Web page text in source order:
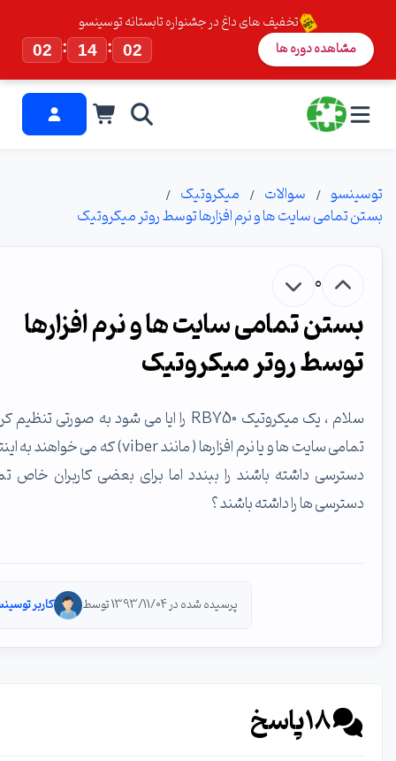
تخفیف های داغ در جشنواره تابستانه توسینسو
02 : 14 : دوره ها
سوالات
میکروتیک
سایت ها و نرم افزارها توسط روتر میکروتیک
تمامی سایت ها و نرم افزارها
روتر میکروتیک
سلام ، یک میکروتیک RB750 را ایا می شود به صورتی تنظیم کرد که
تمامی سایت ها و یا نرم افزارها ( مانند viber) که می خواهند به اینترنت
داشته باشند را ببندد اما برای بعضی کاربران خاص تمامی
ها را داشته باشند ؟
پرسیده شده در 1393/11/04 توسط کاربر توسینسو
18پاسخ